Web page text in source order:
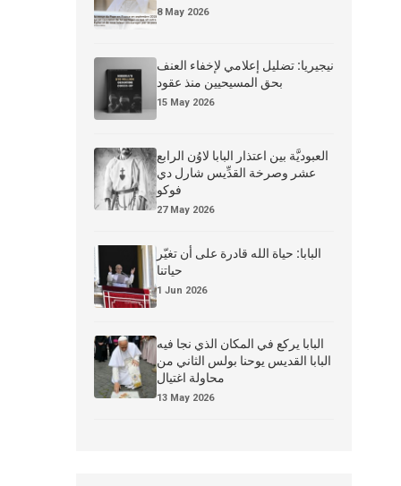
8 May 2026
نيجيريا: تضليل إعلامي لإخفاء العنف
بحق المسيحيين منذ عقود
15 May 2026
العبوديَّة بين اعتذار البابا لاوُن الرابع
عشر وصرخة القدِّيس شارل دي
فوكو
27 May 2026
البابا: حياة الله قادرة على أن تغيّر
حياتنا
1 Jun 2026
البابا يركع في المكان الذي نجا فيه
البابا القديس يوحنا بولس الثاني من
محاولة اغتيال
13 May 2026